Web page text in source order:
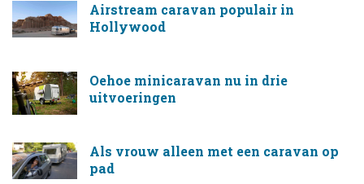
Airstream caravan populair in
Hollywood
Oehoe minicaravan nu in drie
uitvoeringen
Als vrouw alleen met een caravan op
pad